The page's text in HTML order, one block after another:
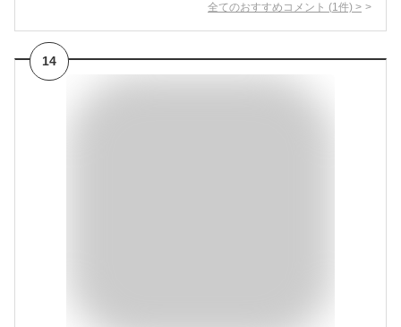
全てのおすすめコメント (1 件) >
14